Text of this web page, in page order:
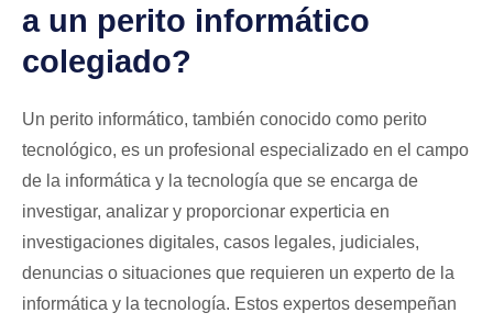
a un perito informático
colegiado?
Un perito informático, también conocido como perito
tecnológico, es un profesional especializado en el campo
de la informática y la tecnología que se encarga de
investigar, analizar y proporcionar experticia en
investigaciones digitales, casos legales, judiciales,
denuncias o situaciones que requieren un experto de la
informática y la tecnología. Estos expertos desempeñan